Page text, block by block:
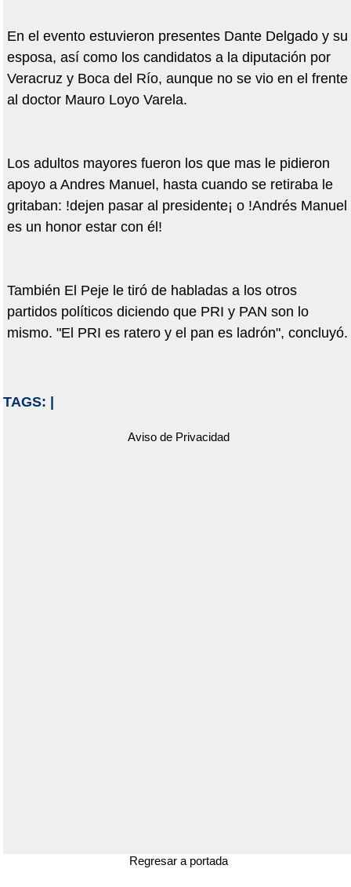
En el evento estuvieron presentes Dante Delgado y su
esposa, así como los candidatos a la diputación por
Veracruz y Boca del Río, aunque no se vio en el frente
al doctor Mauro Loyo Varela.
Los adultos mayores fueron los que mas le pidieron
apoyo a Andres Manuel, hasta cuando se retiraba le
gritaban: !dejen pasar al presidente¡ o !Andrés Manuel
es un honor estar con él!
También El Peje le tiró de habladas a los otros
partidos políticos diciendo que PRI y PAN son lo
mismo. "El PRI es ratero y el pan es ladrón", concluyó.
TAGS:
Aviso de Privacidad
Regresar a portada